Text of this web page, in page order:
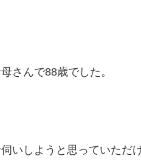
さんで88歳でした。
いしようと思っていただ